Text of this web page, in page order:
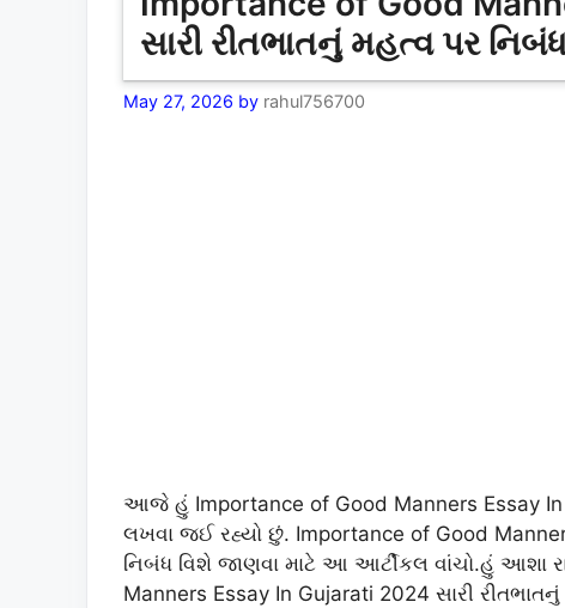
સારી રીતભાતનું મહત્વ પર
May 27, 2026 by rahul756700
આજે હું Importance of Good Manners Essay In
લખવા જઈ રહ્યો છું. Importance of Good
નિબંધ વિશે જાણવા માટે આ આર્ટીકલ વાંચો.હું આશા
Manners Essay In Gujarati 2024 સારી